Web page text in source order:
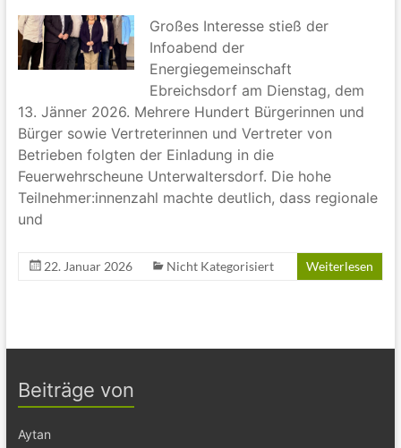
Großes Interesse stieß der
Infoabend der
Energiegemeinschaft
Ebreichsdorf am Dienstag, dem
13. Jänner 2026. Mehrere Hundert Bürgerinnen und
Bürger sowie Vertreterinnen und Vertreter von
Betrieben folgten der Einladung in die
Feuerwehrscheune Unterwaltersdorf. Die hohe
Teilnehmer:innenzahl machte deutlich, dass regionale
und
22. Januar 2026 Nicht Kategorisiert Weiterlesen
Beiträge von
Aytan